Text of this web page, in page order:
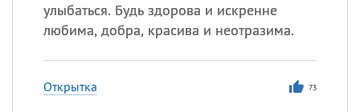
улыбаться. Будь здорова и искренне
любима, добра, красива и неотразима.
Открытка 73